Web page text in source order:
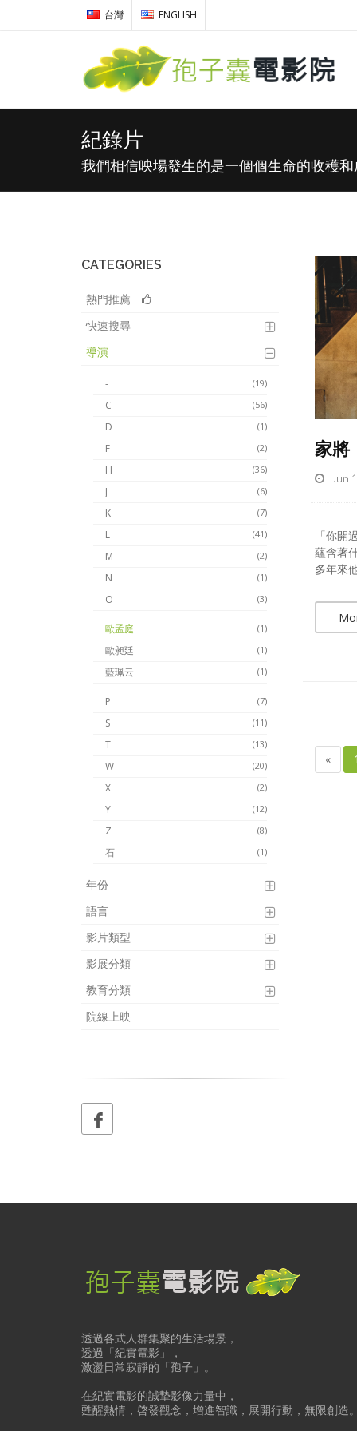
台灣 ENGLISH
紀錄片
我們相信映場發生的是一個個生命的收穫
CATEGORIES
熱門推薦
快速搜尋
導演
(19)
-
(56)
C
(1)
D
(2)
F
(36)
H
(6)
J
(7)
K
(41)
L
(2)
M
(1)
N
(3)
O
(1)
歐孟庭
(1)
歐昶廷
(1)
藍珮云
(7)
P
(11)
S
(13)
T
(20)
W
(2)
X
(12)
Y
(8)
Z
(1)
石
年份
語言
影片類型
影展分類
教育分類
院線上映
家將
Jun
「你開
蘊含著
多年來
«
透過各式人群集聚的生活場景，
透過「紀實電影」，
激盪日常寂靜的「孢子」。
在紀實電影的誠摯影像力量中，
甦醒熱情，啓發觀念，增進智識，展開行動，無限創造